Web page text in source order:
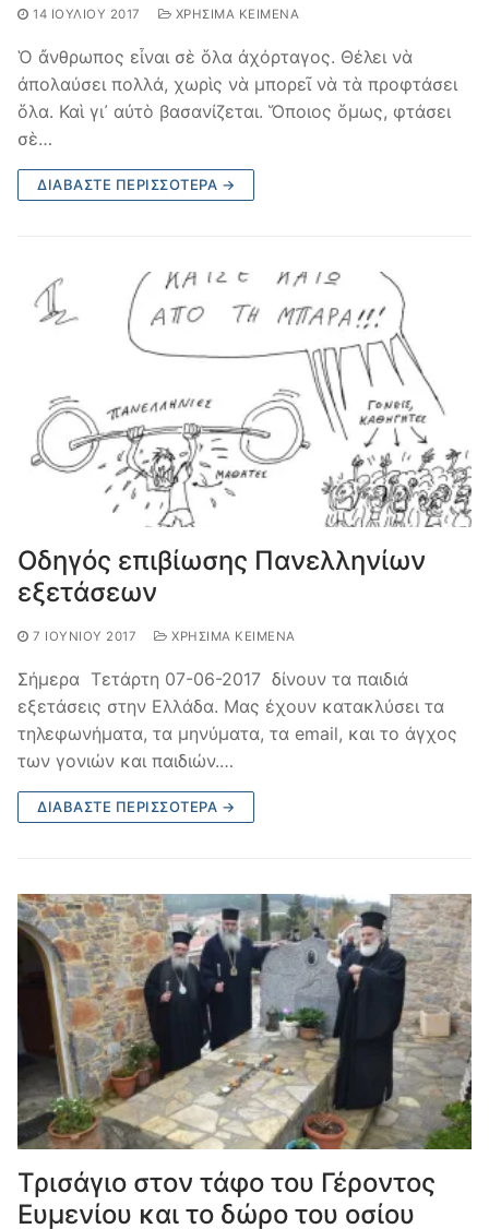
14 ΙΟΥΛΊΟΥ 2017 ΧΡΉΣΙΜΑ ΚΕΊΜΕΝΑ
Ὁ ἄνθρωπος εἶναι σὲ ὅλα ἀχόρταγος. Θέλει νὰ
ἀπολαύσει πολλά, χωρὶς νὰ μπορεῖ νὰ τὰ προφτάσει
ὅλα. Καὶ γι᾿ αὐτὸ βασανίζεται. Ὅποιος ὅμως, φτάσει
σὲ…
ΔΙΑΒΆΣΤΕ ΠΕΡΙΣΣΌΤΕΡΑ →
Οδηγός επιβίωσης Πανελληνίων
εξετάσεων
7 ΙΟΥΝΊΟΥ 2017 ΧΡΉΣΙΜΑ ΚΕΊΜΕΝΑ
Σήμερα Τετάρτη 07-06-2017 δίνουν τα παιδιά
εξετάσεις στην Ελλάδα. Μας έχουν κατακλύσει τα
τηλεφωνήματα, τα μηνύματα, τα email, και το άγχος
των γονιών και παιδιών.…
ΔΙΑΒΆΣΤΕ ΠΕΡΙΣΣΌΤΕΡΑ →
Τρισάγιο στον τάφο του Γέροντος
Ευμενίου και το δώρο του οσίου